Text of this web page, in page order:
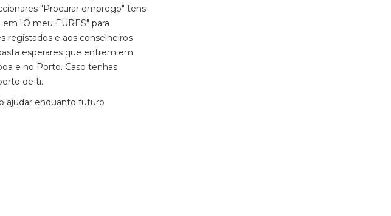
"Procurar emprego" tens
"O meu EURES" para
registados e aos conselheiros
esperares que entrem em
e no Porto. Caso tenhas
de ti.
ajudar enquanto futuro